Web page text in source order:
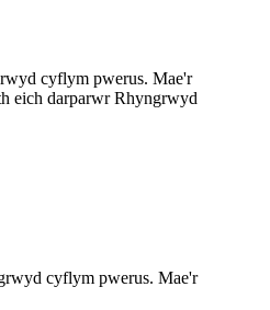
cyflym pwerus. Mae'r
eich darparwr Rhyngrwyd
cyflym pwerus. Mae'r